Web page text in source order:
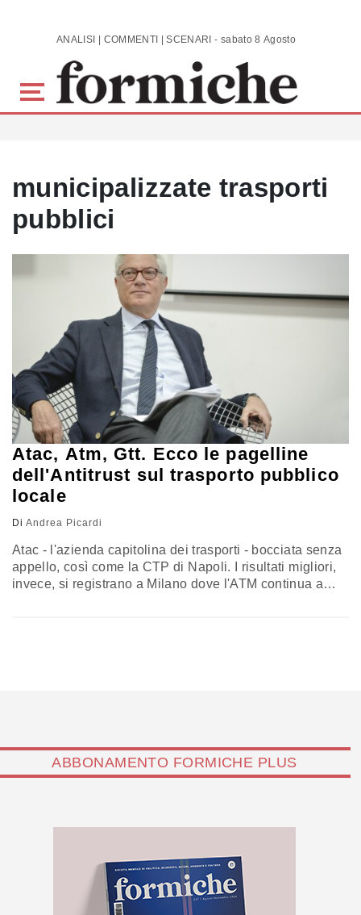
Skip to main content ANALISI | COMMENTI | SCENARI - sabato 8 Agosto 2026
municipalizzate trasporti
pubblici
Atac, Atm, Gtt. Ecco le pagelline
dell'Antitrust sul trasporto pubblico
locale
Di Andrea Picardi
Atac - l'azienda capitolina dei trasporti - bocciata senza
appello, così come la CTP di Napoli. I risultati migliori,
invece, si registrano a Milano dove l'ATM continua a
ABBONAMENTO FORMICHE PLUS